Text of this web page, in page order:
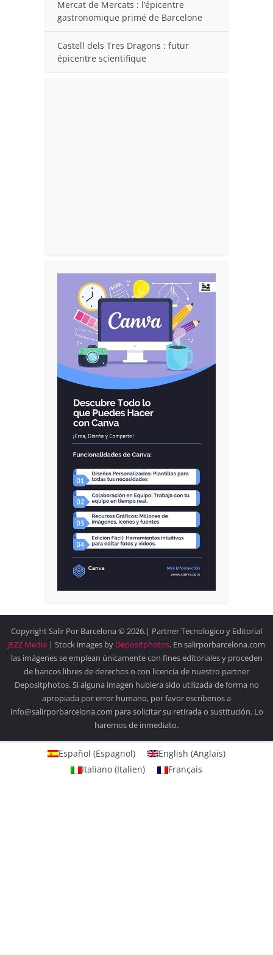
Mercat de Mercats : l’épicentre
gastronomique primé de Barcelone
Castell dels Tres Dragons : futur
épicentre scientifique
Copyright Salir Por Barcelona © 2026.| Partner Tecnologico y Editorial
JEZZ Media | Stock images by Depositphotos. En salirporbarcelona.com
las imágenes se emplean únicamente con fines editoriales y proceden
de bancos libres de derechos o con licencia de nuestro partner
Depositphotos. Si alguna imagen hubiera sido utilizada de forma no
apropiada por error humano, por favor escríbenos a
info@salirporbarcelona.com para solicitar su retirada o sustitución. Lo
haremos de inmediato.
Español (Espagnol) English (Anglais)
Italiano (Italien) Français